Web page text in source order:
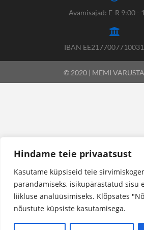
Hindame teie privaatsust
Kasutame küpsiseid teie
parandamiseks, isikupärastatud sisu
liikluse analüüsimiseks. Klõpsates
nõustute küpsiste kasutamisega.
Avamisajad: E-R 9:00 -
IBAN
© 2020 | MEMI